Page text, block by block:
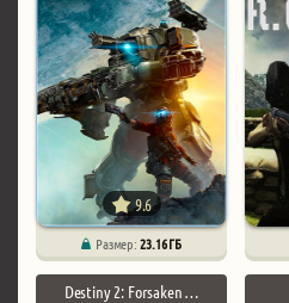
9.6
Размер:23.16 ГБ
Destiny 2: Forsaken …